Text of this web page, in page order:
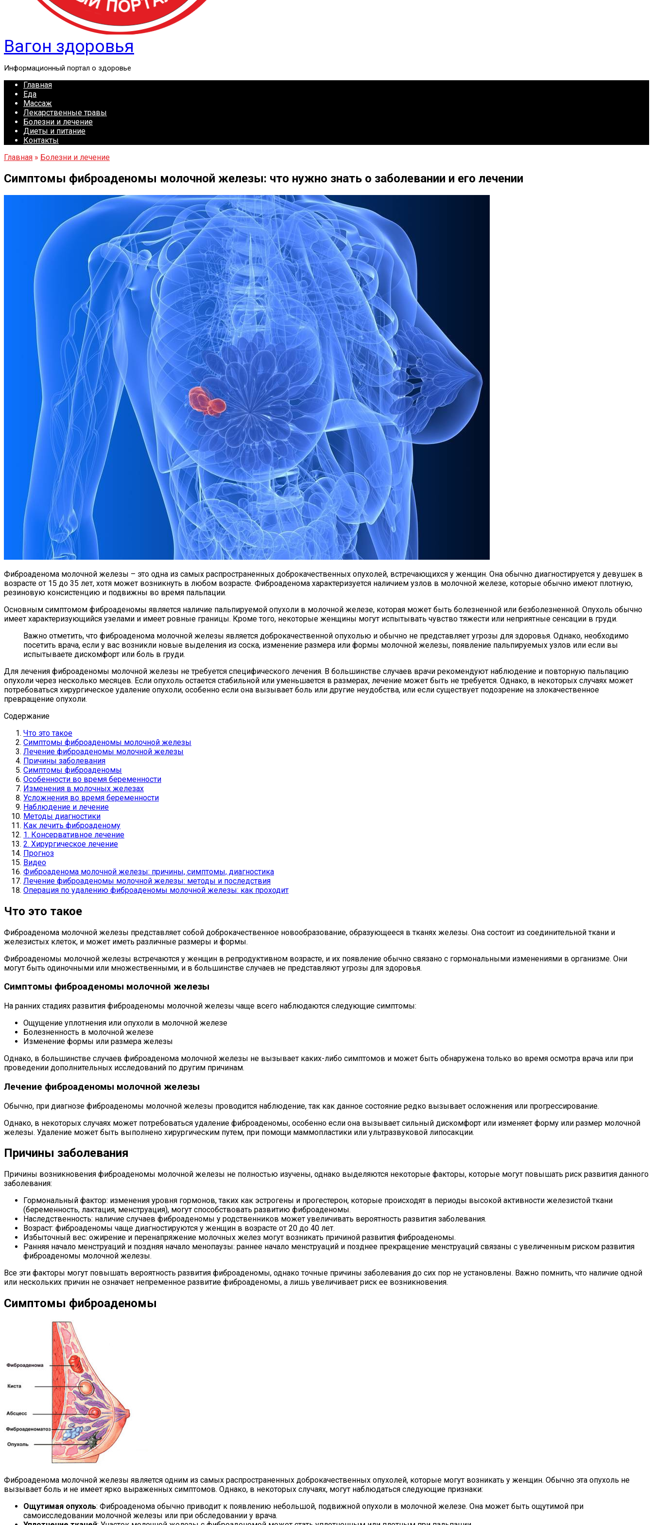
Вагон здоровья
Информационный портал о здоровье
Главная
Еда
Массаж
Лекарственные травы
Болезни и лечение
Диеты и питание
Контакты
Главная » Болезни и лечение
Симптомы фиброаденомы молочной железы: что нужно знать о заболевании и его лечении
Фиброаденома молочной железы – это одна из самых распространенных доброкачественных опухолей, встречающихся у женщин. Она обычно диагностируется у девушек в
возрасте от 15 до 35 лет, хотя может возникнуть в любом возрасте. Фиброаденома характеризуется наличием узлов в молочной железе, которые обычно имеют плотную,
резиновую консистенцию и подвижны во время пальпации.
Основным симптомом фиброаденомы является наличие пальпируемой опухоли в молочной железе, которая может быть болезненной или безболезненной. Опухоль обычно
имеет характеризующийся узелами и имеет ровные границы. Кроме того, некоторые женщины могут испытывать чувство тяжести или неприятные сенсации в груди.
Важно отметить, что фиброаденома молочной железы является доброкачественной опухолью и обычно не представляет угрозы для здоровья. Однако, необходимо
посетить врача, если у вас возникли новые выделения из соска, изменение размера или формы молочной железы, появление пальпируемых узлов или если вы
испытываете дискомфорт или боль в груди.
Для лечения фиброаденомы молочной железы не требуется специфического лечения. В большинстве случаев врачи рекомендуют наблюдение и повторную пальпацию
опухоли через несколько месяцев. Если опухоль остается стабильной или уменьшается в размерах, лечение может быть не требуется. Однако, в некоторых случаях может
потребоваться хирургическое удаление опухоли, особенно если она вызывает боль или другие неудобства, или если существует подозрение на злокачественное
превращение опухоли.
Содержание
Что это такое
Симптомы фиброаденомы молочной железы
Лечение фиброаденомы молочной железы
Причины заболевания
Симптомы фиброаденомы
Особенности во время беременности
Изменения в молочных железах
Усложнения во время беременности
Наблюдение и лечение
Методы диагностики
Как лечить фиброаденому
1. Консервативное лечение
2. Хирургическое лечение
Прогноз
Видео
Фиброаденома молочной железы: причины, симптомы, диагностика
Лечение фиброаденомы молочной железы: методы и последствия
Операция по удалению фиброаденомы молочной железы: как проходит
Что это такое
Фиброаденома молочной железы представляет собой доброкачественное новообразование, образующееся в тканях железы. Она состоит из соединительной ткани и
железистых клеток, и может иметь различные размеры и формы.
Фиброаденомы молочной железы встречаются у женщин в репродуктивном возрасте, и их появление обычно связано с гормональными изменениями в организме. Они
могут быть одиночными или множественными, и в большинстве случаев не представляют угрозы для здоровья.
Симптомы фиброаденомы молочной железы
На ранних стадиях развития фиброаденомы молочной железы чаще всего наблюдаются следующие симптомы:
Ощущение уплотнения или опухоли в молочной железе
Болезненность в молочной железе
Изменение формы или размера железы
Однако, в большинстве случаев фиброаденома молочной железы не вызывает каких-либо симптомов и может быть обнаружена только во время осмотра врача или при
проведении дополнительных исследований по другим причинам.
Лечение фиброаденомы молочной железы
Обычно, при диагнозе фиброаденомы молочной железы проводится наблюдение, так как данное состояние редко вызывает осложнения или прогрессирование.
Однако, в некоторых случаях может потребоваться удаление фиброаденомы, особенно если она вызывает сильный дискомфорт или изменяет форму или размер молочной
железы. Удаление может быть выполнено хирургическим путем, при помощи маммопластики или ультразвуковой липосакции.
Причины заболевания
Причины возникновения фиброаденомы молочной железы не полностью изучены, однако выделяются некоторые факторы, которые могут повышать риск развития данного
заболевания:
Гормональный фактор: изменения уровня гормонов, таких как эстрогены и прогестерон, которые происходят в периоды высокой активности железистой ткани
(беременность, лактация, менструация), могут способствовать развитию фиброаденомы.
Наследственность: наличие случаев фиброаденомы у родственников может увеличивать вероятность развития заболевания.
Возраст: фиброаденомы чаще диагностируются у женщин в возрасте от 20 до 40 лет.
Избыточный вес: ожирение и перенапряжение молочных желез могут возникать причиной развития фиброаденомы.
Ранняя начало менструаций и поздняя начало менопаузы: раннее начало менструаций и позднее прекращение менструаций связаны с увеличенным риском развития
фиброаденомы молочной железы.
Все эти факторы могут повышать вероятность развития фиброаденомы, однако точные причины заболевания до сих пор не установлены. Важно помнить, что наличие одной
или нескольких причин не означает непременное развитие фиброаденомы, а лишь увеличивает риск ее возникновения.
Симптомы фиброаденомы
Фиброаденома молочной железы является одним из самых распространенных доброкачественных опухолей, которые могут возникать у женщин. Обычно эта опухоль не
вызывает боль и не имеет ярко выраженных симптомов. Однако, в некоторых случаях, могут наблюдаться следующие признаки:
Ощутимая опухоль: Фиброаденома обычно приводит к появлению небольшой, подвижной опухоли в молочной железе. Она может быть ощутимой при
самоисследовании молочной железы или при обследовании у врача.